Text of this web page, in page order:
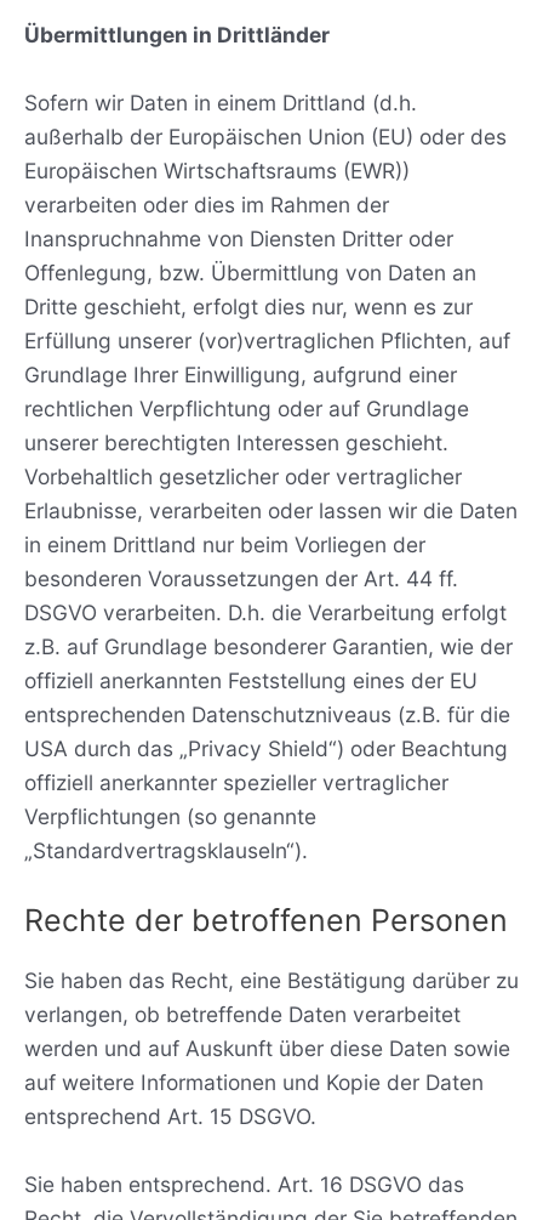
Übermittlungen in Drittländer
Sofern wir Daten in einem Drittland (d.h.
außerhalb der Europäischen Union (EU) oder des
Europäischen Wirtschaftsraums (EWR))
verarbeiten oder dies im Rahmen der
Inanspruchnahme von Diensten Dritter oder
Offenlegung, bzw. Übermittlung von Daten an
Dritte geschieht, erfolgt dies nur, wenn es zur
Erfüllung unserer (vor)vertraglichen Pflichten, auf
Grundlage Ihrer Einwilligung, aufgrund einer
rechtlichen Verpflichtung oder auf Grundlage
unserer berechtigten Interessen geschieht.
Vorbehaltlich gesetzlicher oder vertraglicher
Erlaubnisse, verarbeiten oder lassen wir die Daten
in einem Drittland nur beim Vorliegen der
besonderen Voraussetzungen der Art. 44 ff.
DSGVO verarbeiten. D.h. die Verarbeitung erfolgt
z.B. auf Grundlage besonderer Garantien, wie der
offiziell anerkannten Feststellung eines der EU
entsprechenden Datenschutzniveaus (z.B. für die
USA durch das „Privacy Shield“) oder Beachtung
offiziell anerkannter spezieller vertraglicher
Verpflichtungen (so genannte
„Standardvertragsklauseln“).
Rechte der betroffenen Personen
Sie haben das Recht, eine Bestätigung darüber zu
verlangen, ob betreffende Daten verarbeitet
werden und auf Auskunft über diese Daten sowie
auf weitere Informationen und Kopie der Daten
entsprechend Art. 15 DSGVO.
Sie haben entsprechend. Art. 16 DSGVO das